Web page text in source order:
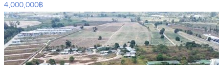
4,000,000฿